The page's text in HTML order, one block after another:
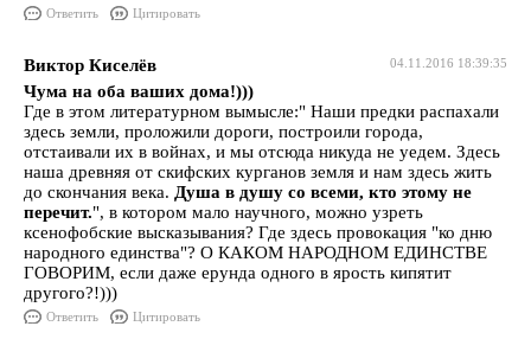
Ответить Цитировать
04.11.2016 18:39:35
Виктор Киселёв
Чума на оба ваших дома!)))
Где в этом литературном вымысле:" Наши предки распахали
здесь земли, проложили дороги, построили города,
отстаивали их в войнах, и мы отсюда никуда не уедем. Здесь
наша древняя от скифских курганов земля и нам здесь жить
до скончания века. Душа в душу со всеми, кто этому не
перечит.", в котором мало научного, можно узреть
ксенофобские высказывания? Где здесь провокация "ко дню
народного единства"? О КАКОМ НАРОДНОМ ЕДИНСТВЕ
ГОВОРИМ, если даже ерунда одного в ярость кипятит
другого?!)))
Ответить Цитировать